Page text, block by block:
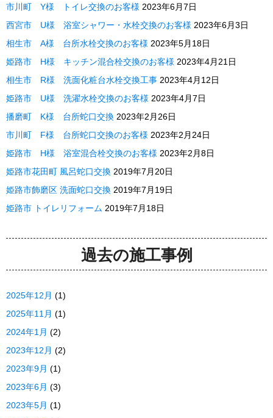
市川町 Y様 トイレ交換のお客様 2023年6月7日
西宮市 U様 浴室シャワー・水栓交換のお客様 2023年6月3日
相生市 A様 台所水栓交換のお客様 2023年5月18日
姫路市 H様 キッチン混合栓交換のお客様 2023年4月21日
相生市 R様 洗面化粧台水栓交換工事 2023年4月12日
姫路市 U様 洗濯水栓交換のお客様 2023年4月7日
播磨町 K様 台所蛇口交換 2023年2月26日
市川町 F様 台所蛇口交換のお客様 2023年2月24日
姫路市 H様 浴室混合栓交換のお客様 2023年2月8日
姫路市花田町 風呂蛇口交換 2019年7月20日
姫路市飾磨区 洗面蛇口交換 2019年7月19日
姫路市 トイレリフォーム 2019年7月18日
過去の施工事例
2025年12月 (1)
2025年11月 (1)
2024年1月 (2)
2023年12月 (2)
2023年9月 (1)
2023年6月 (3)
2023年5月 (1)